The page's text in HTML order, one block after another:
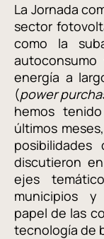
La Jornada
sector
como la
energía a
(power
hemos
últimos
discutieron
ejes
municipios y
papel de las
tecnología de